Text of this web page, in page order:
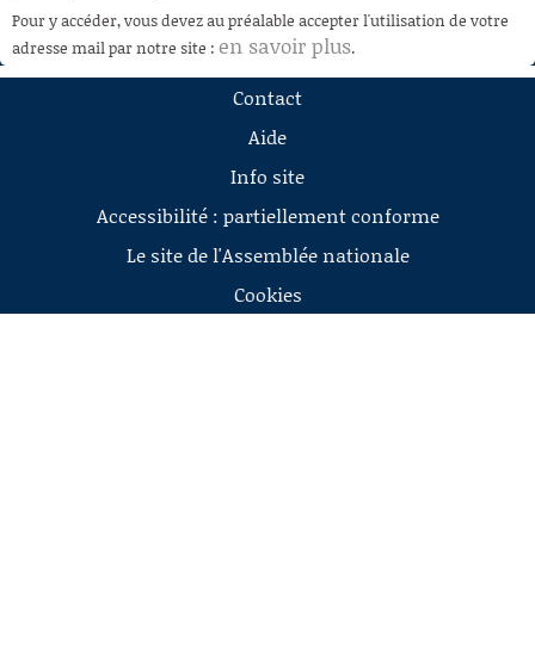
RECHERCHE
AIDE À LA DÉCOUPE
DE VIDÉOS
Pour y accéder, vous devez au préalable accepter l'utilisation de votre
adresse mail par notre site : en savoir plus.
Contact
Aide
Info site
Accessibilité : partiellement conforme
Le site de l'Assemblée nationale
Cookies